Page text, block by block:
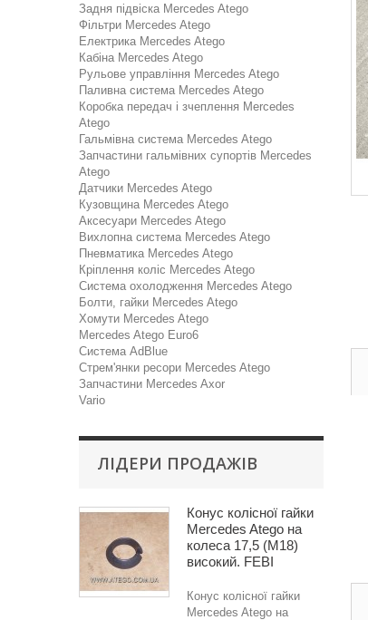
Задня підвіска Mercedes Atego
Фільтри Mercedes Atego
Електрика Mercedes Atego
Кабіна Mercedes Atego
Рульове управління Mercedes Atego
Паливна система Mercedes Atego
Коробка передач і зчеплення Mercedes
Atego
Гальмівна система Mercedes Atego
Запчастини гальмівних супортів Mercedes
Atego
Датчики Mercedes Atego
Кузовщина Mercedes Atego
Аксесуари Mercedes Atego
Вихлопна система Mercedes Atego
Пневматика Mercedes Atego
Кріплення коліс Mercedes Atego
Система охолодження Mercedes Atego
Болти, гайки Mercedes Atego
Хомути Mercedes Atego
Mercedes Atego Euro6
Система AdBlue
Стрем'янки ресори Mercedes Atego
Запчастини Mercedes Axor
Vario
ЛІДЕРИ ПРОДАЖІВ
Конус колісної гайки
Mercedes Atego на
колеса 17,5 (M18)
високий. FEBI
Конус колісної гайки
Mercedes Atego на